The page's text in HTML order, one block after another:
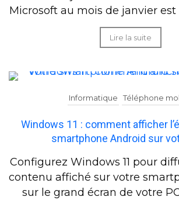
Microsoft au mois de janvier est
Lire la suite
Informatique Téléphone
Windows 11 : comment afficher
smartphone Android sur
Configurez Windows 11 pour
contenu affiché sur votre
sur le grand écran de votre